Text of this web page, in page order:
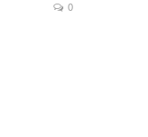
0